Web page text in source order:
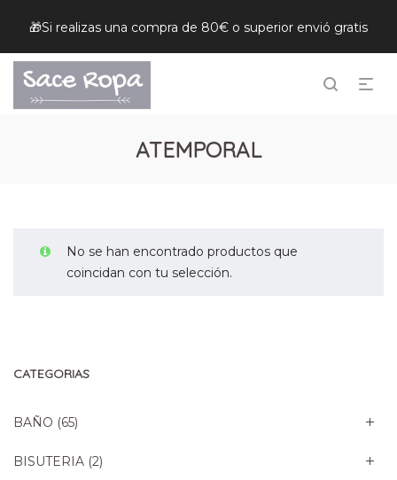
🎁Si realizas una compra de 80€ o superior envió gratis
ATEMPORAL
No se han encontrado productos que
coincidan con tu selección.
CATEGORIAS
BAÑO (65)
BISUTERIA (2)